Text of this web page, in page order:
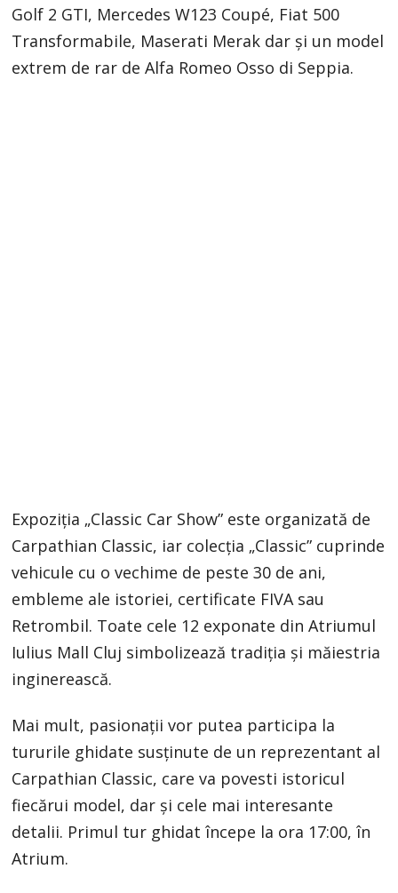
Golf 2 GTI, Mercedes W123 Coupé, Fiat 500
Transformabile, Maserati Merak dar și un model
extrem de rar de Alfa Romeo Osso di Seppia.
Expoziția „Classic Car Show” este organizată de
Carpathian Classic, iar colecția „Classic” cuprinde
vehicule cu o vechime de peste 30 de ani,
embleme ale istoriei, certificate FIVA sau
Retrombil. Toate cele 12 exponate din Atriumul
Iulius Mall Cluj simbolizează tradiția și măiestria
inginerească.
Mai mult, pasionații vor putea participa la
tururile ghidate susținute de un reprezentant al
Carpathian Classic, care va povesti istoricul
fiecărui model, dar și cele mai interesante
detalii. Primul tur ghidat începe la ora 17:00, în
Atrium.